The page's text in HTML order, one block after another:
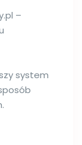
–
system